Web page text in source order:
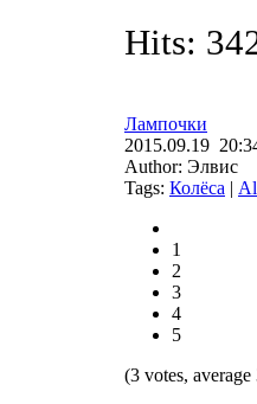
Hits:
Лампочки
2015.09.19
Author: Элвис
Tags: Колёса |
1
2
3
4
5
(3 votes,